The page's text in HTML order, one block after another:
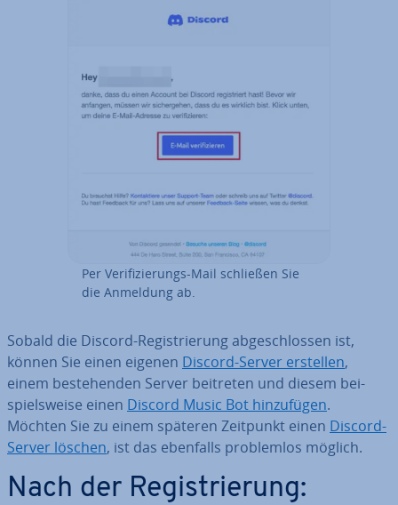
Per Ve­ri­fi­zie­rungs-Mail schließen Sie
die Anmeldung ab.
Sobald die Discord-Re­gis­trie­rung ab­ge­schlos­sen ist,
können Sie einen eigenen Discord-Server erstellen,
einem be­stehen­den Server beitreten und diesem bei­
spiels­wei­se einen Discord Music Bot hin­zu­fü­gen.
Möchten Sie zu einem späteren Zeitpunkt einen Discord-
Server löschen, ist das ebenfalls pro­blem­los möglich.
Nach der Re­gis­trie­rung: